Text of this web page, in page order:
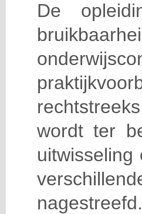
De
wordt ter
nagestreefd.